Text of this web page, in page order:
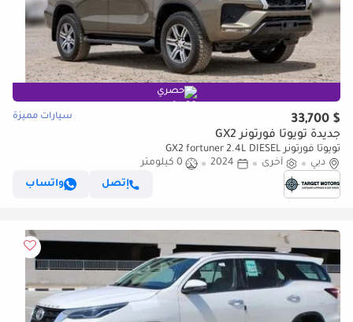
حصري
$ 33,700 سيارات مميزة
جديدة تويوتا فورتونر GX2
تويوتا فورتونر GX2 fortuner 2.4L DIESEL
دبي
أخرى 2024
0 كيلومتر
إتصل
واتساب